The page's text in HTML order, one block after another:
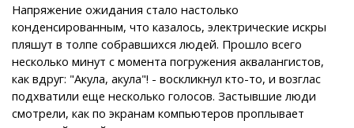
Напряжение ожидания стало настолько
конденсированным, что казалось, электрические искры
пляшут в толпе собравшихся людей. Прошло всего
несколько минут с момента погружения аквалангистов,
как вдруг: "Акула, акула"! - воскликнул кто-то, и возглас
подхватили еще несколько голосов. Застывшие люди
смотрели, как по экранам компьютеров проплывает